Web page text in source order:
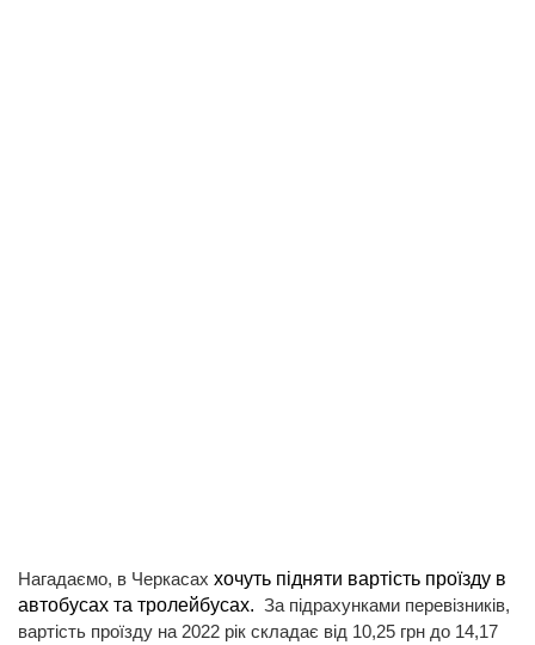
Нагадаємо, в Черкасах хочуть підняти вартість проїзду в
автобусах та тролейбусах. За підрахунками перевізників,
вартість проїзду на 2022 рік складає від 10,25 грн до 14,17